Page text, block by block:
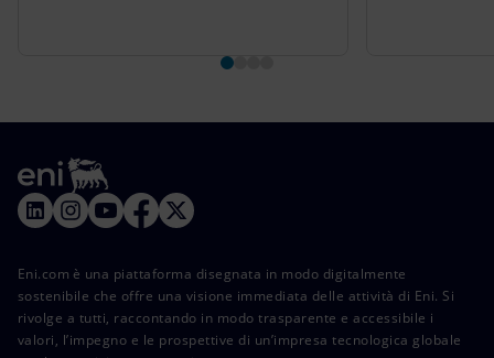
Eni.com è una piattaforma disegnata in modo digitalmente
sostenibile che offre una visione immediata delle attività di Eni. Si
rivolge a tutti, raccontando in modo trasparente e accessibile i
valori, l’impegno e le prospettive di un’impresa tecnologica globale